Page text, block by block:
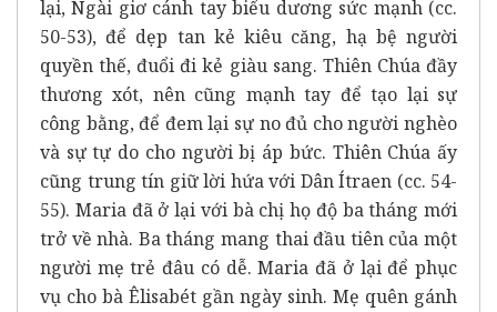
lại, Ngài giơ cánh tay biểu dương sức mạnh (cc.
50-53), để dẹp tan kẻ kiêu căng, hạ bệ người
quyền thế, đuổi đi kẻ giàu sang. Thiên Chúa đầy
thương xót, nên cũng mạnh tay để tạo lại sự
công bằng, để đem lại sự no đủ cho người nghèo
và sự tự do cho người bị áp bức. Thiên Chúa ấy
cũng trung tín giữ lời hứa với Dân Ítraen (cc. 54-
55). Maria đã ở lại với bà chị họ độ ba tháng mới
trở về nhà. Ba tháng mang thai đầu tiên của một
người mẹ trẻ đâu có dễ. Maria đã ở lại để phục
vụ cho bà Êlisabét gần ngày sinh. Mẹ quên gánh